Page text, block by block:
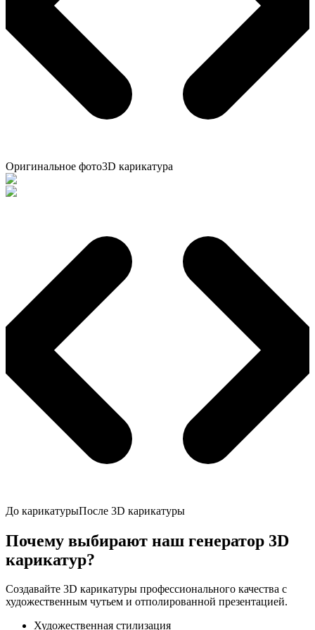
Оригинальное фото3D карикатура
До карикатурыПосле 3D карикатуры
Почему выбирают наш генератор 3D
карикатур?
Создавайте 3D карикатуры профессионального качества с
художественным чутьем и отполированной презентацией.
Художественная стилизация